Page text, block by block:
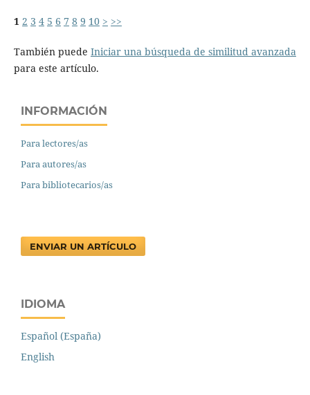
1 2 3 4 5 6 7 8 9 10 > >>
También puede Iniciar una búsqueda de similitud avanzada
para este artículo.
INFORMACIÓN
Para lectores/as
Para autores/as
Para bibliotecarios/as
ENVIAR UN ARTÍCULO
IDIOMA
Español (España)
English